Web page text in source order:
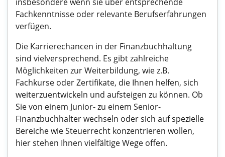
Fachkenntnisse oder relevante Berufserfahrungen
verfügen.
Die Karrierechancen in der Finanzbuchhaltung
sind vielversprechend. Es gibt zahlreiche
Möglichkeiten zur Weiterbildung, wie z.B.
Fachkurse oder Zertifikate, die Ihnen helfen, sich
weiterzuentwickeln und aufsteigen zu können. Ob
Sie von einem Junior- zu einem Senior-
Finanzbuchhalter wechseln oder sich auf spezielle
Bereiche wie Steuerrecht konzentrieren wollen,
hier stehen Ihnen vielfältige Wege offen.